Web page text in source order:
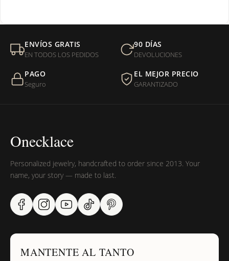
Mi orden fue devuelta por USPS, ¿qué hago para que sea
entregada?
¿Sus productos son libres de níquel?
ENVÍOS GRATIS
EN TODOS LOS PEDIDOS
90 DÍAS
DEVOLUCIONES
PAGO
Seguro
EL MEJOR PRECIO
GARANTIZADO
Onecklace
Personalized jewelry, handcrafted to order since 2013. Your
name, your story — made to last.
MANTENTE AL TANTO